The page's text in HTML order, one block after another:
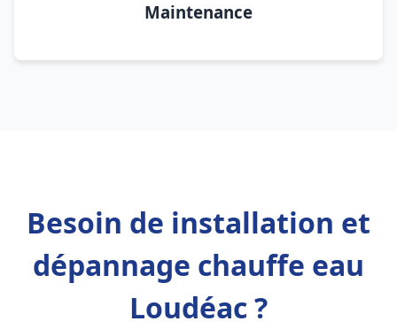
Maintenance
Besoin de installation et
dépannage chauffe eau
Loudéac ?